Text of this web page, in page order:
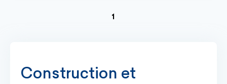
1
Construction et